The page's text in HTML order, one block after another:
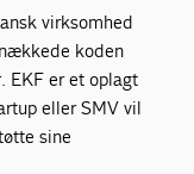
virksomhed
koden
EKF er et oplagt
eller SMV vil
sine